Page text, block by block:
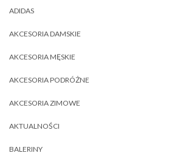
ADIDAS
AKCESORIA DAMSKIE
AKCESORIA MĘSKIE
AKCESORIA PODRÓŻNE
AKCESORIA ZIMOWE
AKTUALNOŚCI
BALERINY